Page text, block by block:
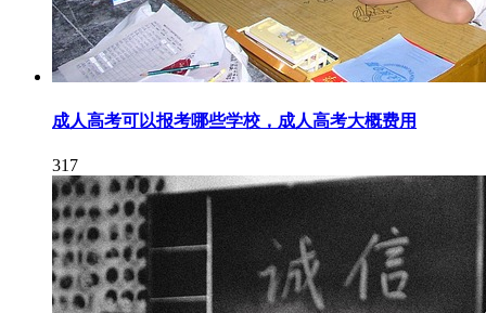
成人高考可以报考哪些学校，成人高考大概费用
317